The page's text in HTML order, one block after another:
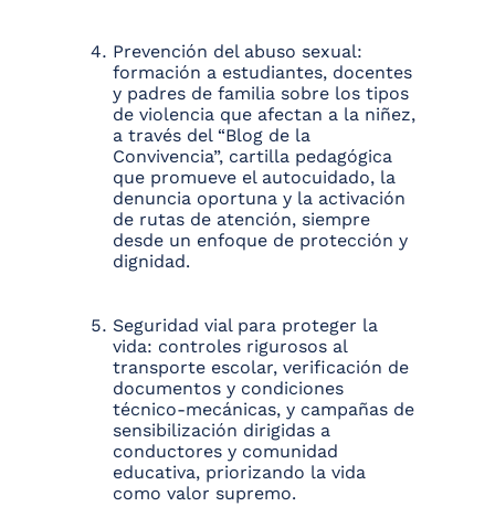
Prevención del abuso sexual:
formación a estudiantes, docentes
y padres de familia sobre los tipos
de violencia que afectan a la niñez,
a través del “Blog de la
Convivencia”, cartilla pedagógica
que promueve el autocuidado, la
denuncia oportuna y la activación
de rutas de atención, siempre
desde un enfoque de protección y
dignidad.
Seguridad vial para proteger la
vida: controles rigurosos al
transporte escolar, verificación de
documentos y condiciones
técnico-mecánicas, y campañas de
sensibilización dirigidas a
conductores y comunidad
educativa, priorizando la vida
como valor supremo.